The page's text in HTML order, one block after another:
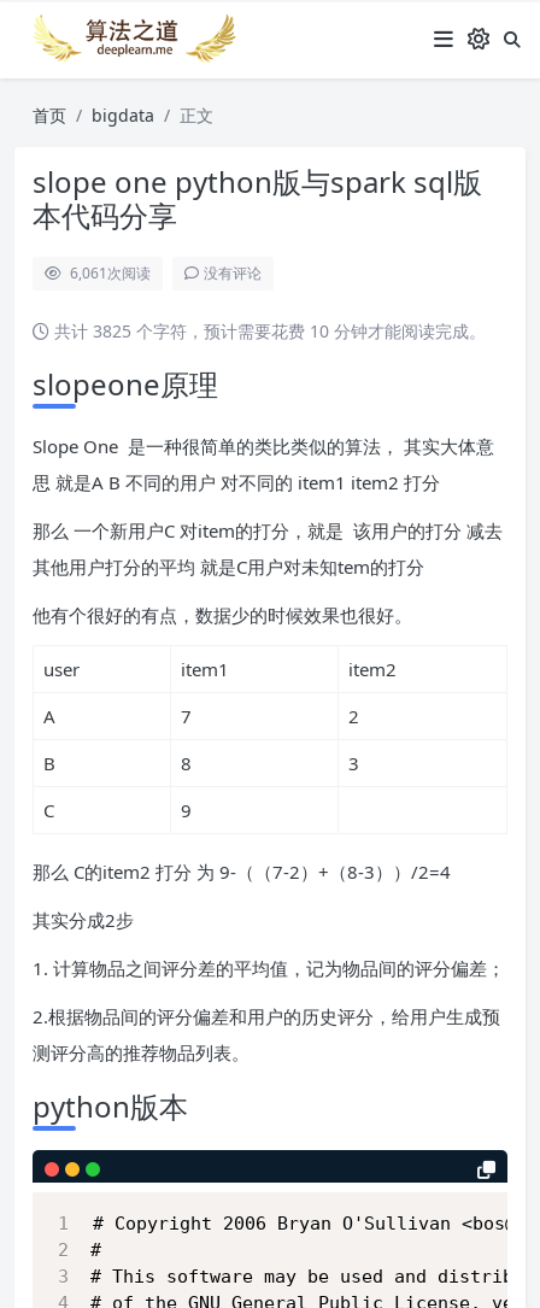
首页 bigdata 正文
slope one python版与spark sql版
本代码分享
6,061次阅读 没有评论
共计 3825 个字符，预计需要花费 10 分钟才能阅读完成。
slopeone原理
Slope One 是一种很简单的类比类似的算法， 其实大体意
思 就是A B 不同的用户 对不同的 item1 item2 打分
那么 一个新用户C 对item的打分，就是 该用户的打分 减去
其他用户打分的平均 就是C用户对未知tem的打分
他有个很好的有点，数据少的时候效果也很好。
user item1
item2
A
7
2
B
8
3
C
9
那么 C的item2 打分 为 9-（（7-2）+（8-3））/2=4
其实分成2步
1. 计算物品之间评分差的平均值，记为物品间的评分偏差；
2.根据物品间的评分偏差和用户的历史评分，给用户生成预
测评分高的推荐物品列表。
python版本
# Copyright 2006 Bryan O'Sullivan
#
# This software may be used and
# of the GNU General Public License,